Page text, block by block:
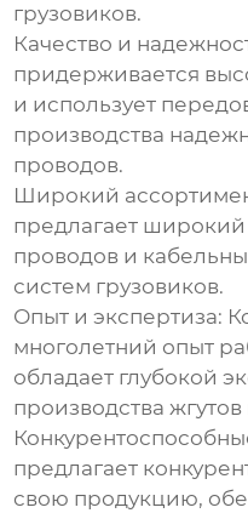
грузовиков.
Качество и
придерживается
и использует
производства
проводов.
Широкий
предлагает широкий
проводов и
систем грузовиков.
Опыт и экспертиза:
многолетний опыт
обладает глубокой
производства
предлагает
свою продукцию,